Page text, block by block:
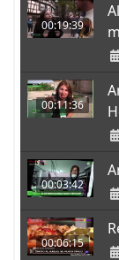
00:19:39
00:11:36
00:03:42
00:06:15